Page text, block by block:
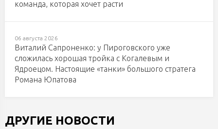
команда, которая хочет расти
06 августа 2026
Виталий Сапроненко: у Пироговского уже
сложилась хорошая тройка с Когалевым и
Ядроецом. Настоящие «танки» большого стратега
Романа Юпатова
ДРУГИЕ НОВОСТИ